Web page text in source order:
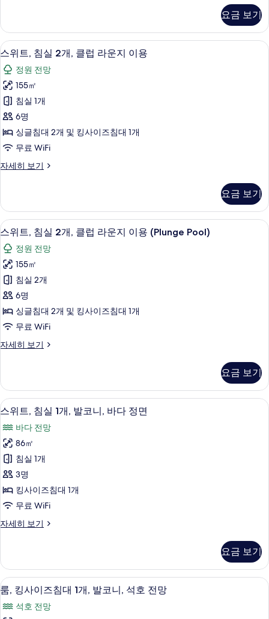
발
코
니,
수
영
장
전
망
사
진
보
기
즈
침
대
개,
발
코
니,
수
영
장
전
자
보
기
요금 보기
스
위
트,
침
실
2
개,
클
럽
운
지
이
용
사
진
모
두
보
기
스위트, 침실 2개, 클럽 라운지 이용 |
10
스위트, 침실 2개, 클럽 라운지 이용
정원 전망
155㎡
침실 1개
6명
싱글침대 2개 및 킹사이즈침대 1개
무료 WiFi
자세히 보기
스
실
개,
럽
라
운
지
이
용
자
세
보
요금 보기
스
위
트,
침
실
2
개,
클
럽
운
지
이
용
(Plunge
Pool)
사
진
모
두
보
10
스위트, 침실 2개, 클럽 라운지 이용 (Plunge Pool)
정원 전망
155㎡
침실 2개
6명
싱글침대 2개 및 킹사이즈침대 1개
무료 WiFi
자세히 보기
스
실
개,
럽
라
운
지
이
용
(Plunge
Pool)
세
기
요금 보기
스
트,
침
실
1
개,
발
코
바
다
정
면
스위트, 침실 1개, 발코니, 바다 정면 |
8
스위트, 침실 1개, 발코니, 바다 정면
바다 전망
86㎡
침실 1개
3명
킹사이즈침대 1개
무료 WiFi
자세히 보기
스
실
개,
발
코
요금 보기
룸,
킹
사
룸, 킹사이즈침대 1개, 발코니, 석호 전
10
룸, 킹사이즈침대 1개, 발코니, 석호 전망
석호 전망